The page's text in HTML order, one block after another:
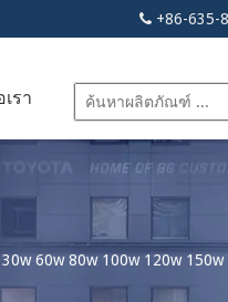
 +86-
รา
60w 80w 100w 120w